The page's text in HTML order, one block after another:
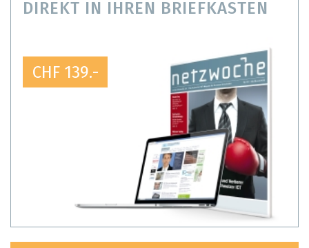
DIREKT IN IHREN BRIEFKASTEN
CHF 139.-